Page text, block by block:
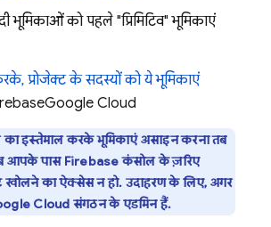
भूमिकाओं को पहले "प्रिमिटिव" भूमिकाएं
प्रोजेक्ट के सदस्यों को ये भूमिकाएं
Google Cloud
इस्तेमाल करके भूमिकाएं असाइन करना तब
आपके पास Firebase कंसोल के ज़रिए
खोलने का ऐक्सेस न हो. उदाहरण के लिए, अगर
Cloud संगठन के एडमिन हैं.